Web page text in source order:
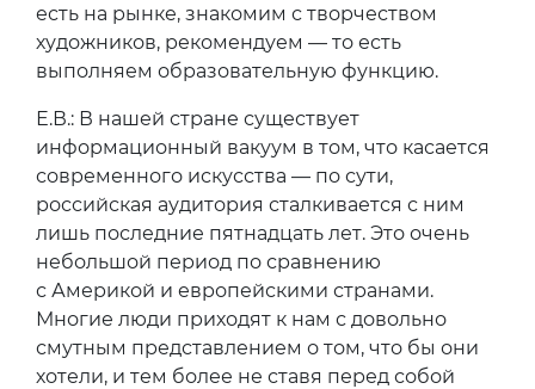
есть на рынке, знакомим с творчеством
художников, рекомендуем — то есть
выполняем образовательную функцию.
Е.В.: В нашей стране существует
информационный вакуум в том, что касается
современного искусства — по сути,
российская аудитория сталкивается с ним
лишь последние пятнадцать лет. Это очень
небольшой период по сравнению
с Америкой и европейскими странами.
Многие люди приходят к нам с довольно
смутным представлением о том, что бы они
хотели, и тем более не ставя перед собой